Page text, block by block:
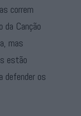
correm
da Canção
mas
estão
defender os